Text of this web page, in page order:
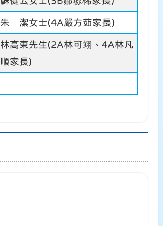
朱 潔女士(4A嚴方茹家長)
林高東先生(2A林可翊、4A林凡
順家長)